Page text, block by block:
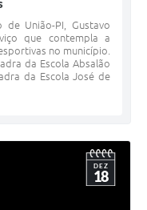
União-PI, Gustavo
que contempla a
no município.
da Escola Absalão
da Escola José de
DEZ
18